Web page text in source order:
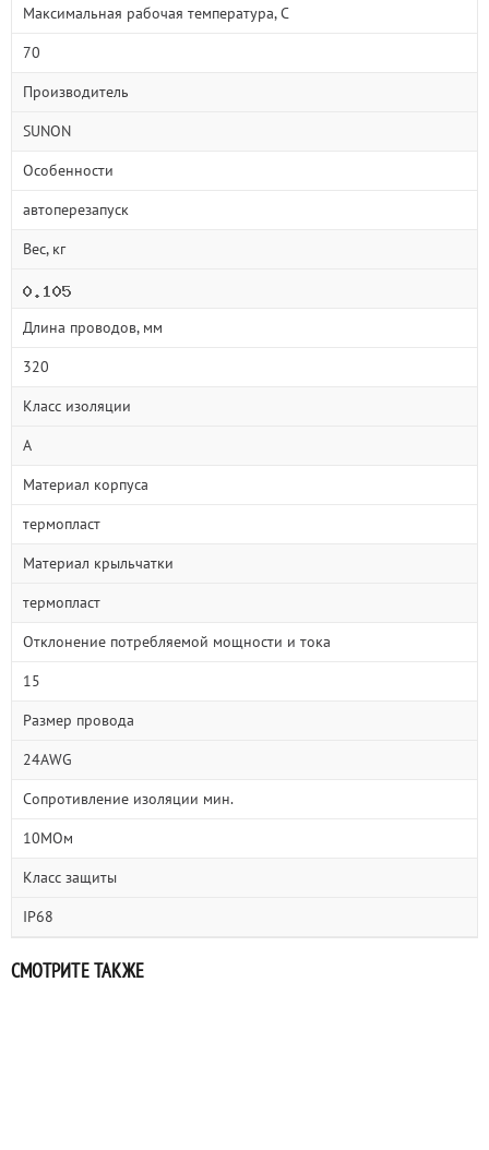
Максимальная рабочая температура, С
70
Производитель
SUNON
Особенности
автоперезапуск
Вес, кг
Длина проводов, мм
320
Класс изоляции
A
Материал корпуса
термопласт
Материал крыльчатки
термопласт
Отклонение потребляемой мощности и тока
15
Размер провода
24AWG
Сопротивление изоляции мин.
10МОм
Класс защиты
IP68
СМОТРИТЕ ТАКЖЕ